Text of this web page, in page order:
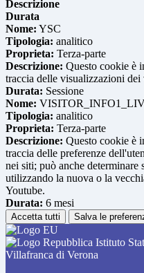
Descrizione
Durata
Nome: YSC
Tipologia: analitico
Proprieta: Terza-parte
Descrizione: Questo cookie è
traccia delle visualizzazioni
Durata: Sessione
Nome:
Tipologia: analitico
Proprieta: Terza-parte
Descrizione: Questo cookie è
traccia delle preferenze
nei siti; può anche determinare
utilizzando la nuova o la
Youtube.
Durata: 6 mesi
Accetta tutti Salva le
Istituto
Villafranca di Verona